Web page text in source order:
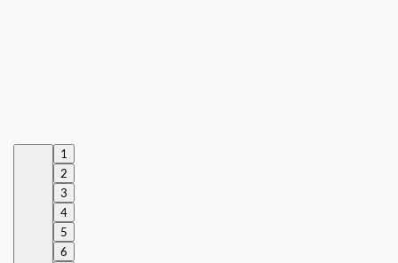
1
2
3
4
5
6